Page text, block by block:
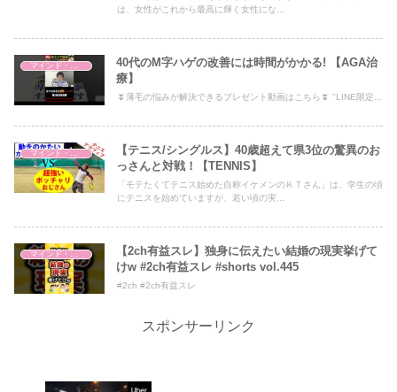
は、女性がこれから最高に輝く女性にな...
マインド・哲学
40代のM字ハゲの改善には時間がかかる! 【AGA治
療】
⏬薄毛の悩みが解決できるプレゼント動画はこちら⏬ "LINE限定...
マインド・哲学
【テニス/シングルス】40歳超えて県3位の驚異のお
っさんと対戦！【TENNIS】
「モテたくてテニス始めた自称イケメンのＫＴさん」は、学生の頃
にテニスを始めていますが、若い頃の実...
【2ch有益スレ】独身に伝えたい結婚の現実挙げて
けw #2ch有益スレ #shorts vol.445
#2ch #2ch有益スレ
スポンサーリンク